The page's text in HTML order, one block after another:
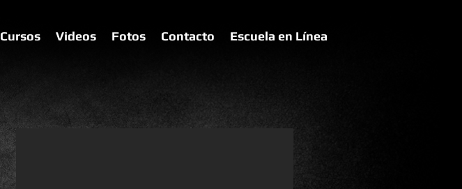
Cursos Videos Fotos Contacto Escuela en Línea